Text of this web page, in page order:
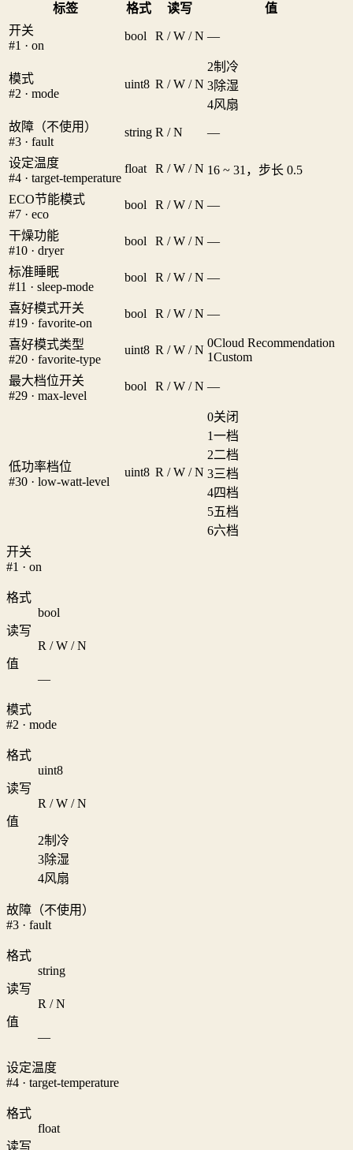
标签 格式 读写
值
开关
#1 · on
bool R / W / N —
模式
#2 · mode
uint8 R / W / N
2制冷
3除湿
4风扇
故障（不使用）
#3 · fault
string R / N —
设定温度
#4 · target-temperature
float R / W / N 16 ~ 31，步长 0.5
ECO节能模式
#7 · eco
bool R / W / N —
干燥功能
#10 · dryer
bool R / W / N —
标准睡眠
#11 · sleep-mode
bool R / W / N —
喜好模式开关
#19 · favorite-on
bool R / W / N —
喜好模式类型
#20 · favorite-type
uint8 R / W / N
0Cloud Recommendation
1Custom
最大档位开关
#29 · max-level
bool R / W / N —
低功率档位
#30 · low-watt-level
uint8 R / W / N
0关闭
1一档
2二档
3三档
4四档
5五档
6六档
开关
#1 · on
格式
bool
读写
R / W / N
值
—
模式
#2 · mode
格式
uint8
读写
R / W / N
值
2制冷
3除湿
4风扇
故障（不使用）
#3 · fault
格式
string
读写
R / N
值
—
设定温度
#4 · target-temperature
格式
float
读写